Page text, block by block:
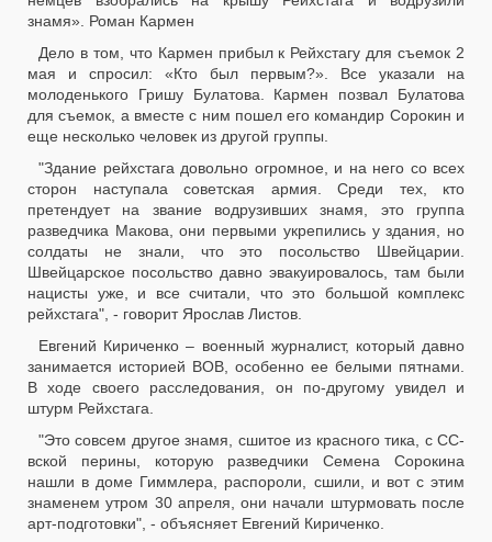
знамя». Роман Кармен
Дело в том, что Кармен прибыл к Рейхстагу для съемок 2
мая и спросил: «Кто был первым?». Все указали на
молоденького Гришу Булатова. Кармен позвал Булатова
для съемок, а вместе с ним пошел его командир Сорокин и
еще несколько человек из другой группы.
"Здание рейхстага довольно огромное, и на него со всех
сторон наступала советская армия. Среди тех, кто
претендует на звание водрузивших знамя, это группа
разведчика Макова, они первыми укрепились у здания, но
солдаты не знали, что это посольство Швейцарии.
Швейцарское посольство давно эвакуировалось, там были
нацисты уже, и все считали, что это большой комплекс
рейхстага", - говорит Ярослав Листов.
Евгений Кириченко – военный журналист, который давно
занимается историей ВОВ, особенно ее белыми пятнами.
В ходе своего расследования, он по-другому увидел и
штурм Рейхстага.
"Это совсем другое знамя, сшитое из красного тика, с СС-
вской перины, которую разведчики Семена Сорокина
нашли в доме Гиммлера, распороли, сшили, и вот с этим
знаменем утром 30 апреля, они начали штурмовать после
арт-подготовки", - объясняет Евгений Кириченко.